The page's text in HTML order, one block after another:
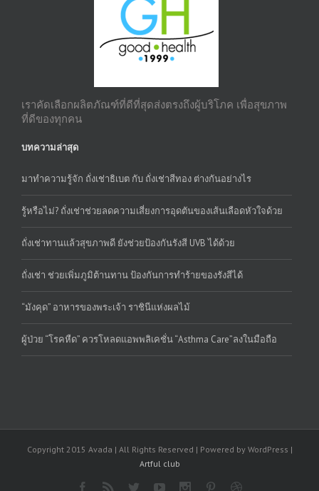
เราคัดเลือกผลิตภัณฑ์ที่ดีที่สุดส่งตรงถึงผู้บริโภค เพื่อสุขภาพ
ที่ดีของทุกคน
บทความล่าสุด
มาทำความรู้จัก ถั่งเช่าธิเบต กับ ถั่งเช่าสีทอง ต่างกันอย่างไร
รู้หรือไม่? ถั่งเช่าช่วยลดความเสี่ยงการอุดตันของเส้นเลือดหัวใจด้วย
ถั่งเช่าทานแล้วสุขภาพดี ยังช่วยป้องกันรังสี UVB ได้ด้วย
ถั่งเช่า ช่วยเพิ่มภูมิต้านทาน ป้องกันการทำร้ายของรังสีได้
“มังคุด” อาหารของพระเจ้า ราชินีแห่งผลไม้
ผู้ป่วย “โรคหืด” ควรโหลดแอพพลิเคชั่น “Asthma Care”ลงในมือถือ
Copyright 2015 Avada | All Rights Reserved | Powered by WordPress |
Artful club